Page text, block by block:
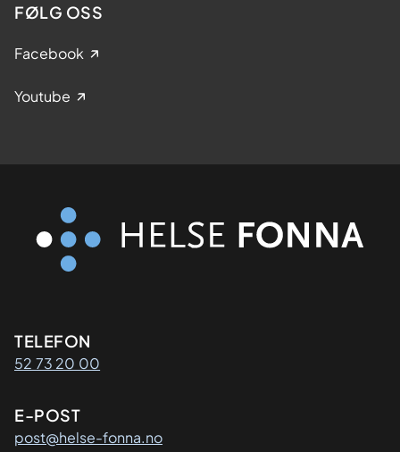
FØLG OSS
Facebook
Youtube
Kontaktinformasjon
TELEFON
52 73 20 00
E-POST
post@helse-fonna.no